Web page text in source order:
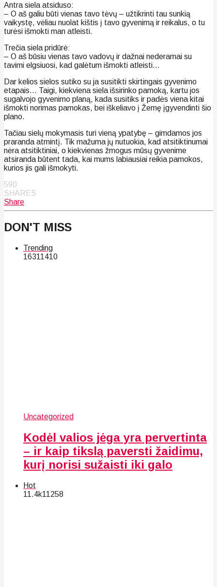
Antra siela atsiduso:
– O aš galiu būti vienas tavo tėvų – užtikrinti tau sunkią
vaikystę, vėliau nuolat kištis į tavo gyvenimą ir reikalus, o tu
turėsi išmokti man atleisti.
Trečia siela pridūrė:
– O aš būsiu vienas tavo vadovų ir dažnai nederamai su
tavimi elgsiuosi, kad galėtum išmokti atleisti…
Dar kelios sielos sutiko su ja susitikti skirtingais gyvenimo
etapais… Taigi, kiekviena siela išsirinko pamoką, kartu jos
sugalvojo gyvenimo planą, kada susitiks ir padės viena kitai
išmokti norimas pamokas, bei iškeliavo į Žemę įgyvendinti šio
plano.
Tačiau sielų mokymasis turi vieną ypatybę – gimdamos jos
praranda atmintį. Tik mažuma jų nutuokia, kad atsitiktinumai
nėra atsitiktiniai, o kiekvienas žmogus mūsų gyvenime
atsiranda būtent tada, kai mums labiausiai reikia pamokos,
kurios jis gali išmokyti.
590
SHARES
Share
DON'T MISS
Trending
16311410
Uncategorized
Kodėl valios jėga yra pervertinta
– ir kaip tikslą paversti žaidimu,
kurį norisi sužaisti iki galo
Hot
11.4k11258